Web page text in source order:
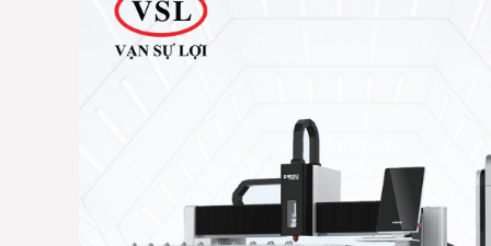
Máy
Máy